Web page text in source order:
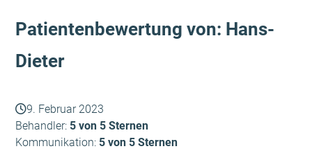
Patientenbewertung von: Hans-
Dieter
9. Februar 2023
Behandler: 5 von 5 Sternen
Kommunikation: 5 von 5 Sternen